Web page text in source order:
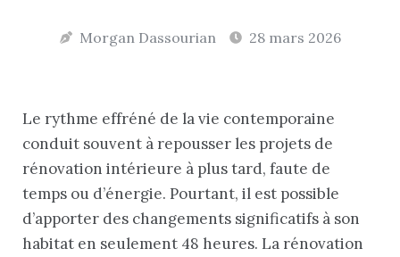
Morgan Dassourian 28 mars 2026
Le rythme effréné de la vie contemporaine
conduit souvent à repousser les projets de
rénovation intérieure à plus tard, faute de
temps ou d’énergie. Pourtant, il est possible
d’apporter des changements significatifs à son
habitat en seulement 48 heures. La rénovation